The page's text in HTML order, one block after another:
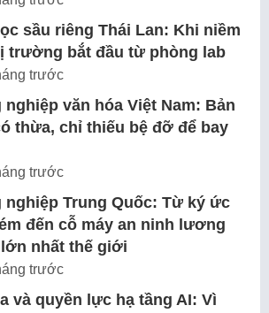
sầu riêng Thái Lan: Khi niềm
trường bắt đầu từ phòng lab
trước
nghiệp văn hóa Việt Nam: Bản
thừa, chỉ thiếu bệ đỡ để bay
trước
nghiệp Trung Quốc: Từ ký ức
đến cỗ máy an ninh lương
nhất thế giới
trước
và quyền lực hạ tầng AI: Vì